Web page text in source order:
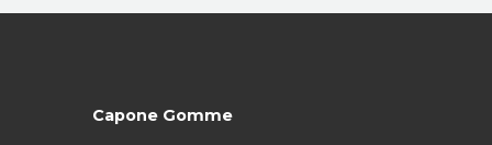
Capone Gomme